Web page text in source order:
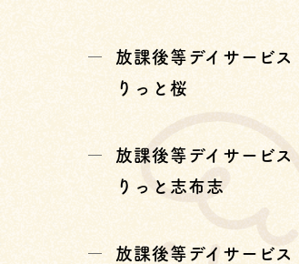
放課後等デイサービス
りっと桜
放課後等デイサービス
りっと志布志
放課後等デイサービス